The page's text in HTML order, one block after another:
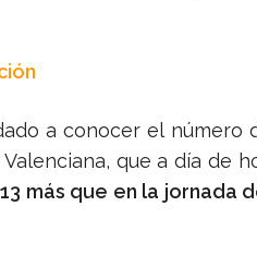
a conocer el número
que a día de
13 más que en la jornada